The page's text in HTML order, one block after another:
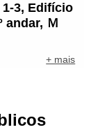
1-3, Edifício
Ｍ
+ mais